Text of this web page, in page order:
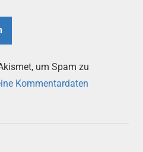
um Spam zu
Kommentardaten